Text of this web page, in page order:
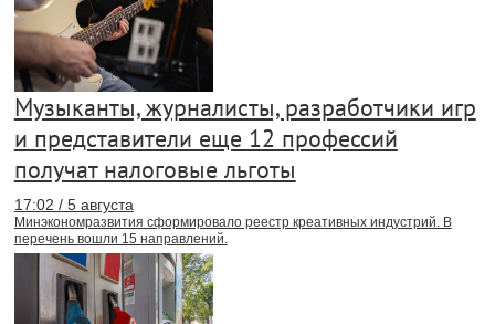
Музыканты, журналисты, разработчики игр
и представители еще 12 профессий
получат налоговые льготы
17:02 / 5 августа
Минэкономразвития сформировало реестр креативных индустрий. В
перечень вошли 15 направлений.